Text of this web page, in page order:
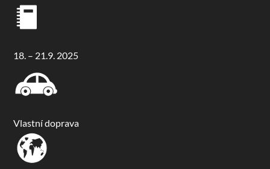
18. – 21.9. 2025
Vlastní doprava